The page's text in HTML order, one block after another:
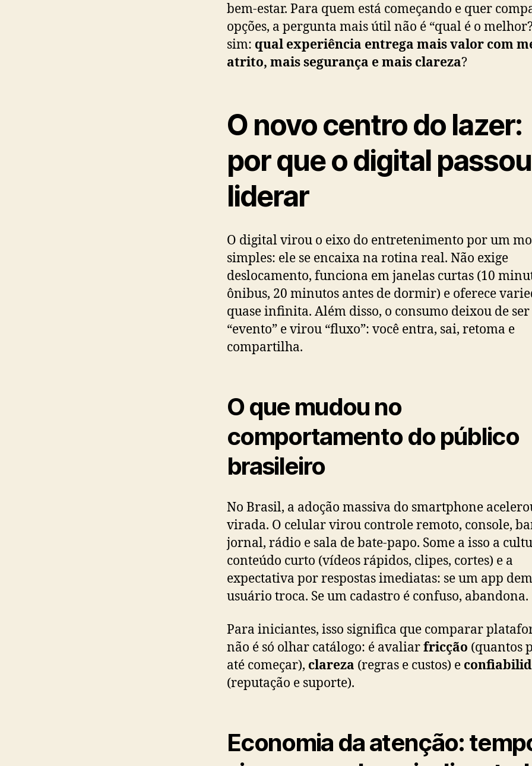
bem-estar. Para quem está começando e quer
opções, a pergunta mais útil não é “qual é o
sim: qual experiência entrega mais valor com
atrito, mais segurança e mais clareza?
O novo centro do lazer:
por que o digital
liderar
O digital virou o eixo do entretenimento por um
simples: ele se encaixa na rotina real. Não exige
deslocamento, funciona em janelas curtas (10
ônibus, 20 minutos antes de dormir) e oferece
quase infinita. Além disso, o consumo deixou de ser
“evento” e virou “fluxo”: você entra, sai, retoma e
compartilha.
O que mudou no
comportamento do público
brasileiro
No Brasil, a adoção massiva do smartphone
virada. O celular virou controle remoto, console,
jornal, rádio e sala de bate-papo. Some a isso a
conteúdo curto (vídeos rápidos, clipes, cortes) e a
expectativa por respostas imediatas: se um app
usuário troca. Se um cadastro é confuso, abandona.
Para iniciantes, isso significa que comparar
não é só olhar catálogo: é avaliarfricção (quantos
até começar), clareza (regras e custos) e
(reputação e suporte).
Economia da atenção: